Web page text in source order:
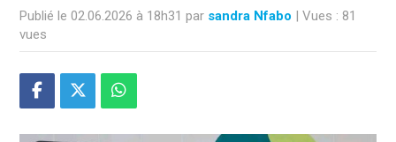
Publié le 02.06.2026 à 18h31 par sandra Nfabo | Vues : 81
vues